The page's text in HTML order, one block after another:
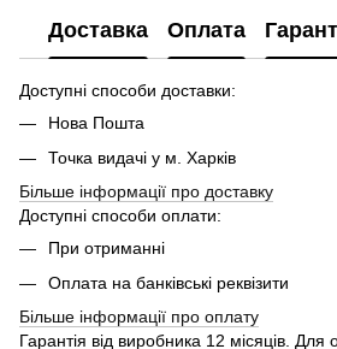
Доставка Оплата
Доступні способи доставки:
Нова Пошта
Точка видачі у м. Харків
Більше інформації про доставку
Доступні способи оплати:
При отриманні
Оплата на банківські реквізити
Більше інформації про оплату
Гарантія від виробника 12 місяців. Для